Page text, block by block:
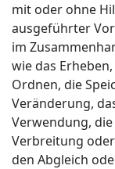
mit oder ohne
ausgeführter
im
wie das
Ordnen, die
Veränderung,
Verwendung,
Verbreitung
den Abgleich